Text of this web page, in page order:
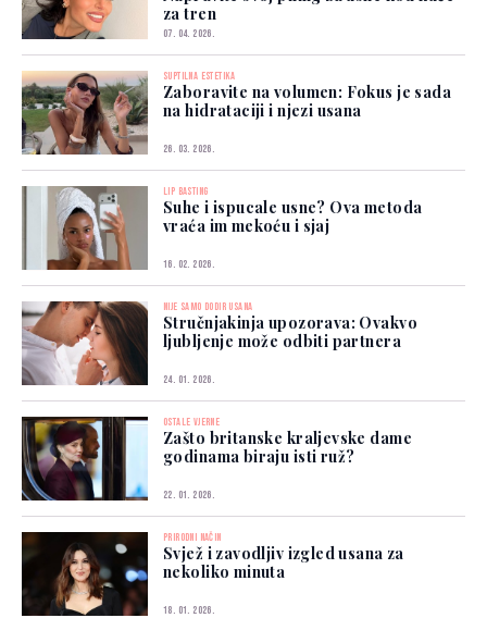
za tren
07. 04. 2026.
SUPTILNA ESTETIKA
Zaboravite na volumen: Fokus je sada
na hidrataciji i njezi usana
26. 03. 2026.
LIP BASTING
Suhe i ispucale usne? Ova metoda
vraća im mekoću i sjaj
16. 02. 2026.
NIJE SAMO DODIR USANA
Stručnjakinja upozorava: Ovakvo
ljubljenje može odbiti partnera
24. 01. 2026.
OSTALE VJERNE
Zašto britanske kraljevske dame
godinama biraju isti ruž?
22. 01. 2026.
PRIRODNI NAČIN
Svjež i zavodljiv izgled usana za
nekoliko minuta
18. 01. 2026.